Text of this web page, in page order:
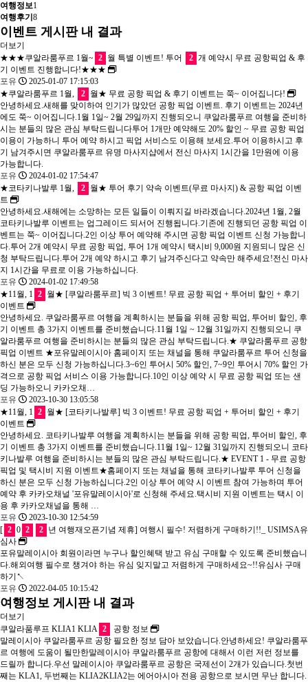
여행정보1
여행후기 8
이벤트 게시판 내 결과
더보기
★★★쿠알라룸푸르 1월~ 2 월 특별 이벤트! 투어 2 개 예약시 무료 공항픽업 & 후
기 이벤트 진행합니다!★★★
포유
2025-01-07 17:15:03
★쿠알라룸푸르 1월,
2 월★ 무료 공항 픽업 & 후기 이벤트는 쭉~ 이어집니다!
안녕하세요.새해를 맞이하여 인기가 많았던 공항 픽업 이벤트. 후기 이벤트는 2024년
에도 쭉~ 이어집니다.1월 1일~ 2월 29일까지 진행되오니 쿠알라룸푸르 여행을 준비하
시는 분들의 많은 관심 부탁드립니다투어 1개만 예약해도 20% 할인 ~ 무료 공항 픽업
이용이 가능하니 투어 예약 하시고 픽업 서비스도 이용해 보세요.투어 이용하시고 후
기 남겨주시면 쿠알라룸푸르 유명 마사지샵에서 전신 마사지 1시간을 1만원에 이용
가능합니다.
포유
2024-01-02 17:54:47
★코타키나발루 1월,
2 월★ 투어 후기 약속 이벤트(무료 마사지) & 공항 픽업 이벤
트
안녕하세요.새해에는 소망하는 모든 일들이 이뤄지길 바라겠습니다.2024년 1월, 2월
코타키나발루 이벤트는 업그레이드 되서어 진행됩니다.기존에 진행되던 공항 픽업 이
벤트는 쭉~ 이어집니다.2인 이상 투어 예약해 주시면 공항 픽업 이벤트 신청 가능합니
다.투어 2개 예약시 무료 공항 픽업, 투어 1개 예약시 택시비 9,000원 지원되니 많은 신
청 부탁드립니다.투어 2개 예약 하시고 후기 남겨주신다고 약속만 해주세요!전신 마사
지 1시간을 무료로 이용 가능하십니다.
포유
2024-01-02 17:49:58
★11월, 1 2 월★ [쿠알라룸푸르] 빅 3 이벤트! 무료 공항 픽업 + 투어비 할인 + 후기
이벤트
안녕하세요. 쿠알라룸푸르 여행을 계획하시는 분들을 위해 공항 픽업, 투어비 할인, 후
기 이벤트 총 3가지 이벤트를 준비했습니다.11월 1일 ~ 12월 31일까지 진행되오니 쿠
알라룸푸르 여행을 준비하시는 분들의 많은 관심 부탁드립니다.★ 쿠알라룸푸르 공항
픽업 이벤트 ★포유말레이시아 홈페이지 또는 채널을 통해 쿠알라룸푸르 투어 신청을
하신 분은 모두 신청 가능하십니다.3~6인 투어시 50% 할인, 7~9인 투어시 70% 할인 가
격으로 공항 픽업 서비스 이용 가능합니다.10인 이상 예약 시 무료 공항 픽업 또는 샌
딩 가능하오니 카카오채…
포유
2023-10-30 13:05:58
★11월, 1 2 월★ [코타키나발루] 빅 3 이벤트! 무료 공항 픽업 + 투어비 할인 + 후기
이벤트
안녕하세요. 코타키나발루 여행을 계획하시는 분들을 위해 공항 픽업, 투어비 할인, 후
기 이벤트 총 3가지 이벤트를 준비했습니다.11월 1일~ 12월 31일까지 진행되오니 코타
키나발루 여행을 준비하시는 분들의 많은 관심 부탁드립니다.★ EVENT 1 - 무료 공항
픽업 및 택시비 지원 이벤트★홈페이지 또는 채널을 통해 코타키나발루 투어 신청을
하신 분은 모두 신청 가능하십니다.2인 이상 투어 예약 시 이벤트 참여 가능하며 투어
예약 후 카카오채널 '포유말레이시아'로 신청해 주세요.택시비 지원 이벤트는 택시 이
용 후 카카오채널을 통해 …
포유
2023-10-30 12:54:59
[ 2 0 2 2 년 여행재오픈기념 제휴] 여행시 필수! 저렴하게 구매하기!!_ USIMSA유
심사
포유말레이시아 회원이라면 누구나 할인혜택 받고 유심 구매할 수 있도록 준비했습니
다.해외여행 필수로 챙겨야 하는 유심 잊지말고 저렴하게 구매하세요~!!유심사 구매
하기↖
포유
2022-04-05 10:15:42
여행정보 게시판 내 결과
더보기
쿠알라품루프 KLIA1 KLIA 2
공항 정보
말레이시아 쿠알라룸푸르 공항 필요한 정보 담아 보았습니다.안녕하세요! 쿠알라룸푸
르 여행에 도움이 될만한말레이시아 쿠알라룸푸르 공항에 대해서 이런 저런 정보를
드릴까 합니다.우선 말레이시아 쿠알라룸푸르 공항은 국제선이 2개가 있습니다.첫번
째는 KLA1, 두번째는 KLIA2KLIA2는 에어아시아 전용 공항으로 보시면 무난 합니다.